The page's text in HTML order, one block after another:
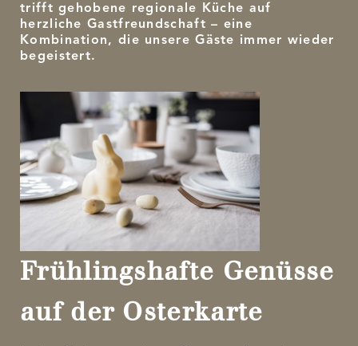
trifft gehobene regionale Küche auf
herzliche Gastfreundschaft – eine
Kombination, die unsere Gäste immer wieder
begeistert.
Frühlingshafte Genüsse
auf der Osterkarte